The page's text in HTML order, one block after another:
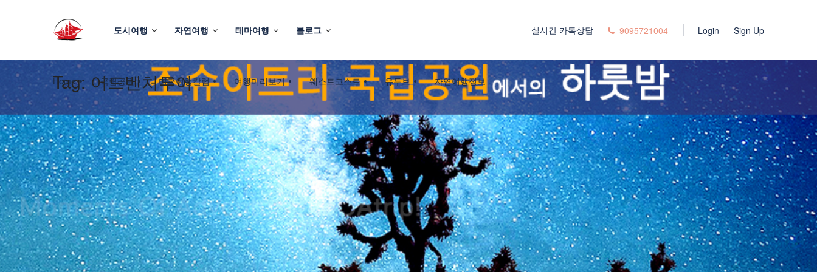
도시여행 자연여행 테마여행 블로그 실시간 카톡상담 9095721004 Login Sign Up
Tag:어드벤처투어
Home 국립공원 미국여행칼럼 여행미리보기 웨스트코스트 유투브 자연여행정보